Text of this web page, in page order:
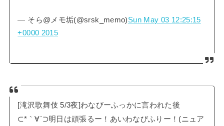
— そら@メモ垢(@srsk_memo)Sun May 03 12:25:15
+0000 2015
[滝沢歌舞伎 5/3夜]わなびーふっかに言われた後
⊂*｀∀´⊃明日は頑張るー！あいわなびふりー！(ニュア